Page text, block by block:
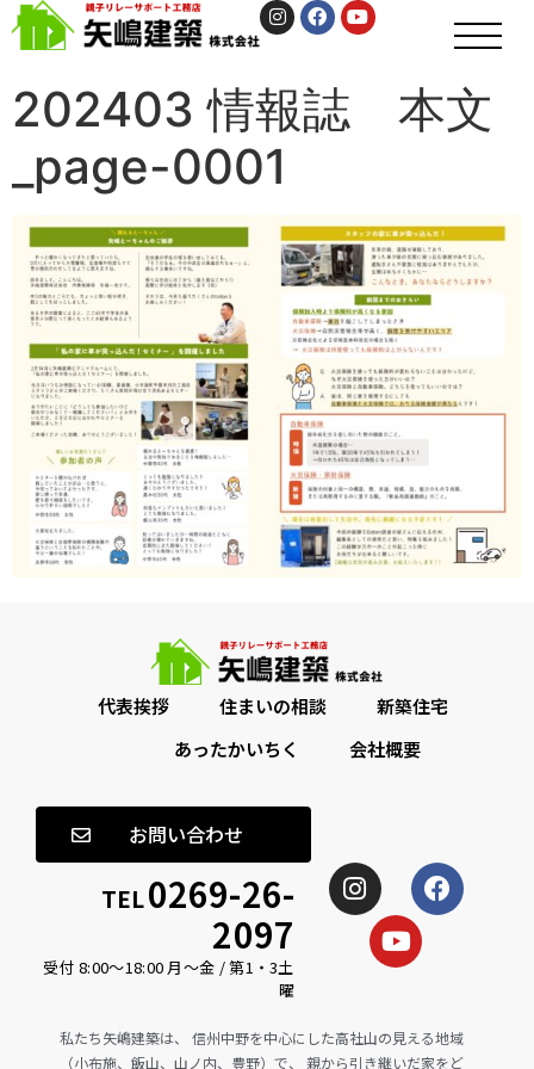
202403 情報誌 本文
_page-0001
代表挨拶 住まいの相談
新築住宅
あったかいちく
会社概要
お問い合わせ
TEL0269-26-
2097
受付 8:00〜18:00 月〜金 / 第1・3土
曜
私たち矢嶋建築は、 信州中野を中心にした高社山の見える地域
（小布施、飯山、山ノ内、豊野）で、 親から引き継いだ家をど